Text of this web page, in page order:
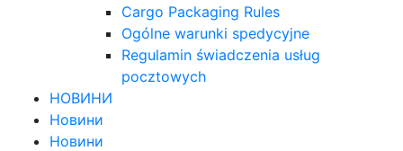
Cargo Packaging Rules
Ogólne warunki spedycyjne
Regulamin świadczenia usług
pocztowych
НОВИНИ
Новини
Новини